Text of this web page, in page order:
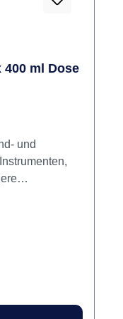
oil Packung 6 x 400 ml Dose
und